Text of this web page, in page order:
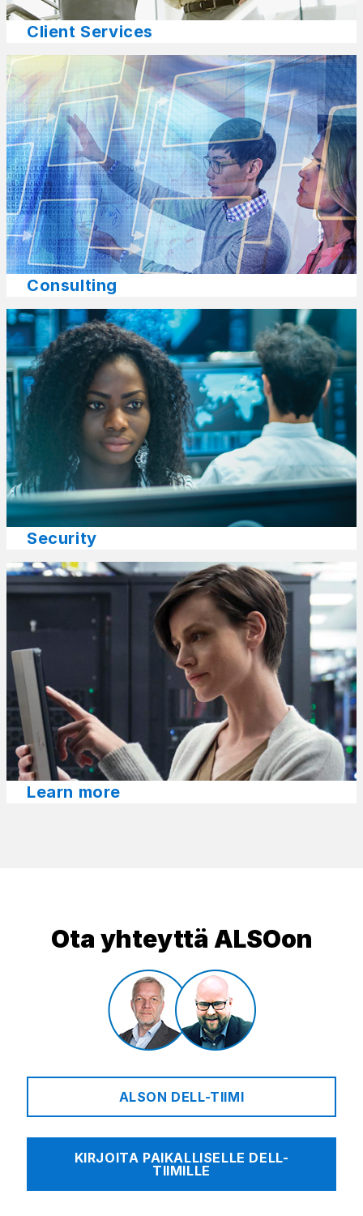
Client Services
Consulting
Security​
Learn more​
Ota yhteyttä ALSOon
ALSON DELL-TIIMI
KIRJOITA PAIKALLISELLE DELL-
TIIMILLE